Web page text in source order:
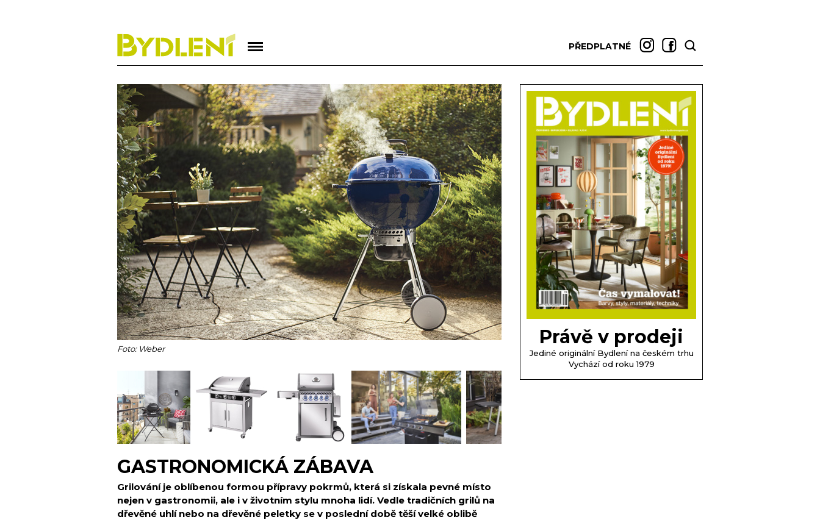
PŘEDPLATNÉ
Foto: Weber
GASTRONOMICKÁ ZÁBAVA
Grilování je oblíbenou formou přípravy pokrmů, která si získala pevné místo
nejen v gastronomii, ale i v životním stylu mnoha lidí. Vedle tradičních grilů na
dřevěné uhlí nebo na dřevěné peletky se v poslední době těší velké oblibě
Právě v prodeji
Jediné originální Bydlení na českém trhu
Vychází od roku 1979